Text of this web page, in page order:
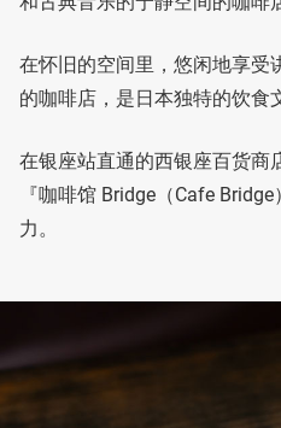
在怀旧的空间里，悠闲地享受
的咖啡店，是日本独特的饮食
在银座站直通的西银座百货商
『咖啡馆 Bridge（Cafe
力。